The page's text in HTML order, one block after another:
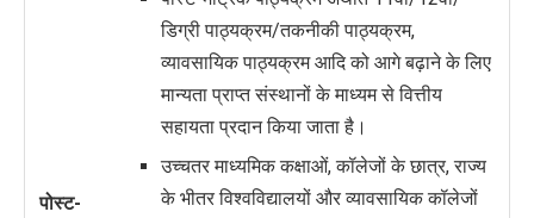
पोस्ट-
डिग्री पाठ्यक्रम/तकनीकी पाठ्यक्रम,
व्यावसायिक पाठ्यक्रम आदि को आगे बढ़ाने के लिए
मान्यता प्राप्त संस्थानों के माध्यम से वित्तीय
सहायता प्रदान किया जाता है।
उच्चतर माध्यमिक कक्षाओं, कॉलेजों के छात्र, राज्य
के भीतर विश्वविद्यालयों और व्यावसायिक कॉलेजों